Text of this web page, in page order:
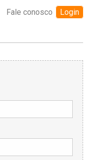
Fale conosco Login